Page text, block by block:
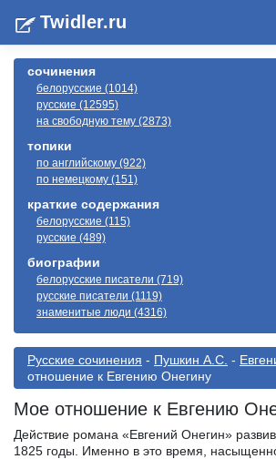
Twidler.ru
сочинения
белорусские (1014)
русские (12595)
на свободную тему (2873)
топики
по английскому (922)
по немецкому (151)
краткие содержания
белорусские (115)
русские (489)
биографии
белорусские писатели (719)
русские писатели (1119)
знаменитые люди (4316)
Русские сочинения - Пушкин А.С. -
отношение к Евгению Онегину
Мое отношение к Евгению
Действие романа «Евгений Онегин»
1825 годы. Именно в это время,